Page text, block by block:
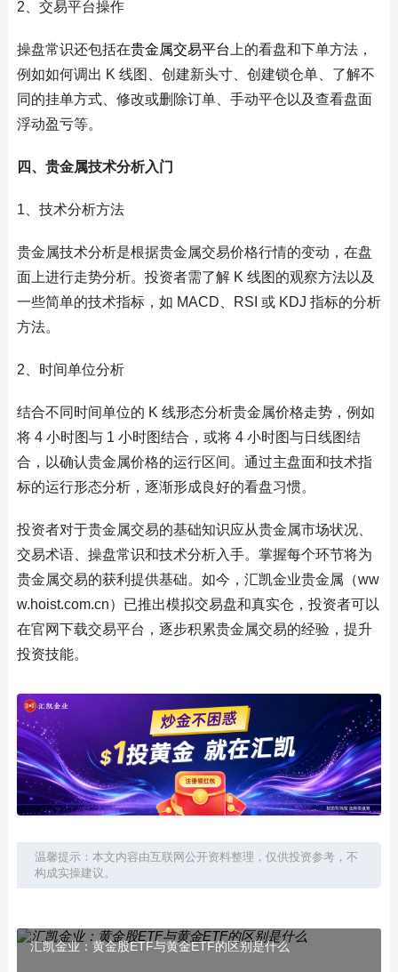
2、交易平台操作
操盘常识还包括在贵金属交易平台 上的看盘和下单方法，
例如如何调出 K 线图、创建新头寸、创建锁仓单、了解不
同的挂单方式、修改或删除订单、手动平仓以及查看盘面
浮动盈亏等。
四、贵金属技术分析入门
1、技术分析方法
贵金属技术分析是根据贵金属交易价格行情的变动，在盘
面上进行走势分析。投资者需了解 K 线图的观察方法以及
一些简单的技术指标，如 MACD、RSI 或 KDJ 指标的分析
方法。
2、时间单位分析
结合不同时间单位的 K 线形态分析贵金属价格走势，例如
将 4 小时图与 1 小时图结合，或将 4 小时图与日线图结
合，以确认贵金属价格的运行区间。通过主盘面和技术指
标的运行形态分析，逐渐形成良好的看盘习惯。
投资者对于贵金属交易的基础知识应从贵金属市场状况、
交易术语、操盘常识和技术分析入手。掌握每个环节将为
贵金属交易的获利提供基础。如今，汇凯金业贵金属（ww
w.hoist.com.cn）已推出模拟交易盘和真实仓，投资者可以
在官网下载交易平台，逐步积累贵金属交易的经验，提升
投资技能。
温馨提示：本文内容由互联网公开资料整理，仅供投资参考，不
构成实操建议。
汇凯金业：黄金股ETF与黄金ETF的区别是什么